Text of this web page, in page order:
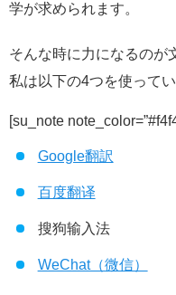
学が求められます。
そんな時に力になるのが
私は以下の4つを使ってい
[su_note
Google翻訳
百度翻译
搜狗输入法
WeChat（微信）